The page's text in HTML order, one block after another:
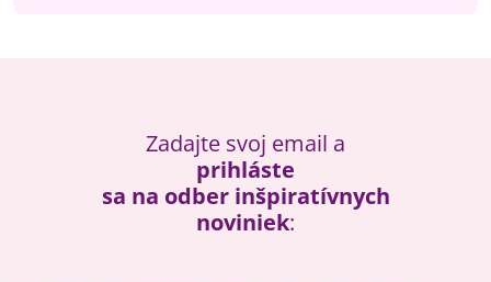
Zadajte svoj email a
prihláste
sa na odber inšpiratívnych
noviniek: